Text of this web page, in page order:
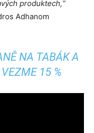
produktech,“
Adhanom
NA TABÁK A
15 %